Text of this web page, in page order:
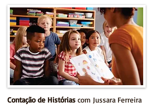
Contação de Histórias com Jussara Ferreira